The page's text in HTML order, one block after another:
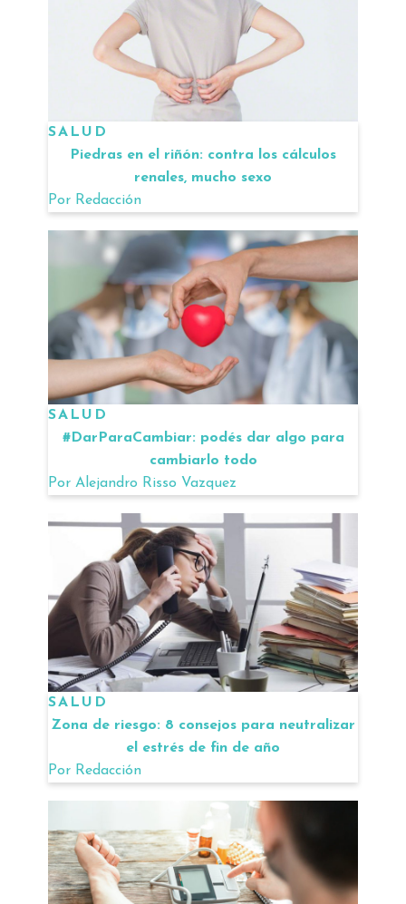
SALUD
Piedras en el riñón: contra los cálculos
renales, mucho sexo
Por Redacción
SALUD
#DarParaCambiar: podés dar algo para
cambiarlo todo
Por Alejandro Risso Vazquez
SALUD
Zona de riesgo: 8 consejos para neutralizar
el estrés de fin de año
Por Redacción